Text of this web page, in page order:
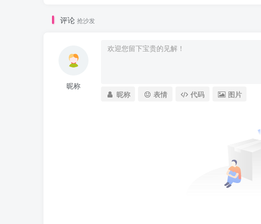
评论 抢沙发
昵称
昵称 表情 代码 图片